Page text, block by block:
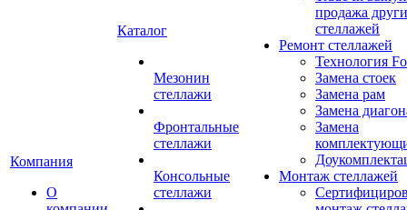
Компания
О
Каталог
Мезонин
стеллажи
Фронтальные
стеллажи
Консольные
стеллажи
продажа
стеллажей
Ремонт стеллажей
Технология
Замена стоек
Замена рам
Замена
Замена
Монтаж стеллажей